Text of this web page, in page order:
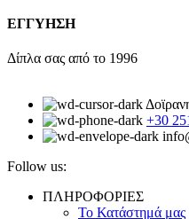
ΕΓΓΥΗΣΗ
Δίπλα σας από το 1996
+30
Follow us:
ΠΛΗΡΟΦΟΡΙΕΣ
Το Κατάστημά μας